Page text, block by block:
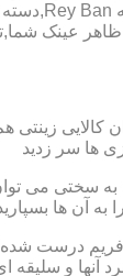
ظاهر عینک
کالایی
ها سر زدید
سختی می
به آن ها
درست شده
آنها و سلیقه